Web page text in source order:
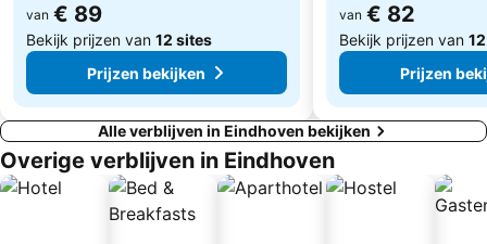
van € 89
Bekijk prijzen van 12 sites
Prijzen bekijken
van € 82
Bekijk prijzen van
Prijzen
Alle verblijven in Eindhoven bekijken
Overige verblijven in Eindhoven